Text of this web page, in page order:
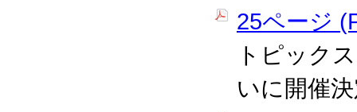
25ページ
トピック
いに開催